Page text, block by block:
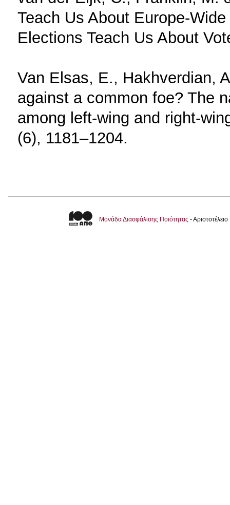
Teach Us About Europe-
Elections Teach Us About
Van Elsas, E., Hakhverdian,
against a common foe? The
among left-wing and right-
(6), 1181–1204.
Μονάδα Διασφάλισης Ποιότητας -